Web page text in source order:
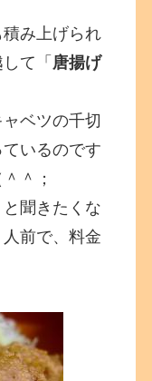
積み上げられ
て「 唐揚げ
ベツの千切
いるのです
＾；
聞きたくな
前で、料金